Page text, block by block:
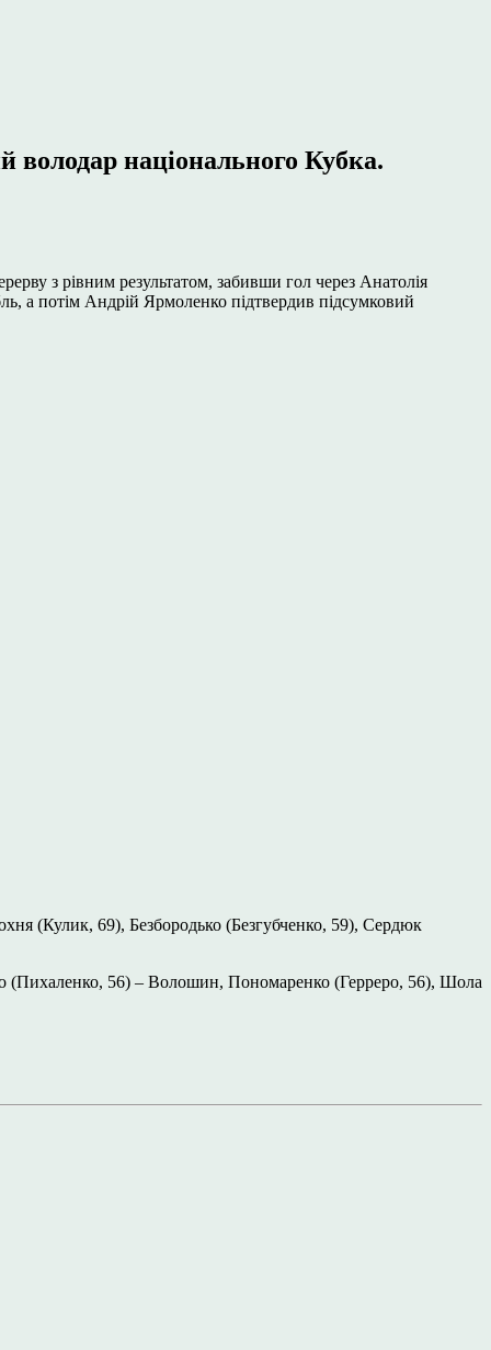
володар національного Кубка.
з рівним результатом, забивши гол через Анатолія
а потім Андрій Ярмоленко підтвердив підсумковий
(Кулик, 69), Безбородько (Безгубченко, 59), Сердюк
(Пихаленко, 56) – Волошин, Пономаренко (Герреро, 56), Шола